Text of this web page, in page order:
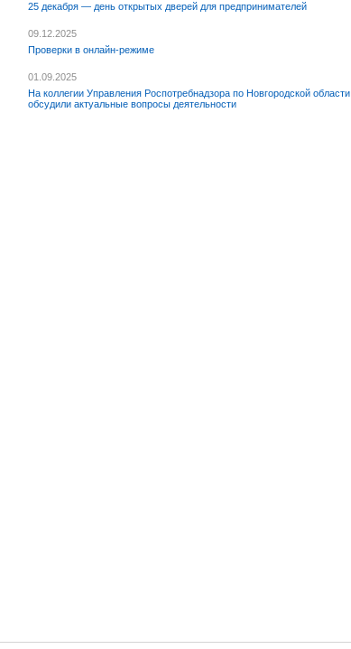
25 декабря — день открытых дверей для предпринимателей
09.12.2025
Проверки в онлайн-режиме
01.09.2025
На коллегии Управления Роспотребнадзора по Новгородской области
обсудили актуальные вопросы деятельности